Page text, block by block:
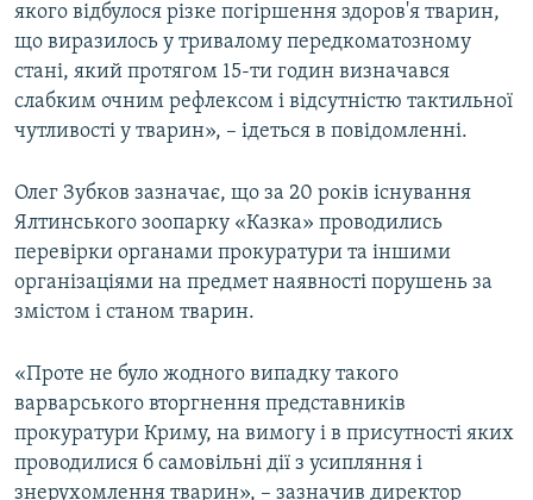
якого відбулося різке погіршення здоров'я тварин,
що виразилось у тривалому передкоматозному
стані, який протягом 15-ти годин визначався
слабким очним рефлексом і відсутністю тактильної
чутливості у тварин», – ідеться в повідомленні.
Олег Зубков зазначає, що за 20 років існування
Ялтинського зоопарку «Казка» проводились
перевірки органами прокуратури та іншими
організаціями на предмет наявності порушень за
змістом і станом тварин.
«Проте не було жодного випадку такого
варварського вторгнення представників
прокуратури Криму, на вимогу і в присутності яких
проводилися б самовільні дії з усипляння і
знерухомлення тварин», – зазначив директор